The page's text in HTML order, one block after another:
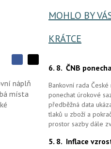
S
í
S
í
l
e
náplň
místa
MOHLO BY
KRÁTCE
6. 8. ČNB
Bankovní rada
ponechat úrokové
předběžná data
tlaků u zboží a
prostor sazby dále
5. 8. Inflace